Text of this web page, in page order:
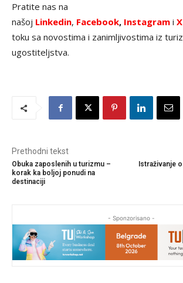
Pratite nas na
našoj Linkedin, Facebook, Instagram i X
toku sa novostima i zanimljivostima iz
ugostiteljstva.
Prethodni tekst
Obuka zaposlenih u turizmu –
korak ka boljoj ponudi na
destinaciji
Istraživanje
- Sponzorisano -